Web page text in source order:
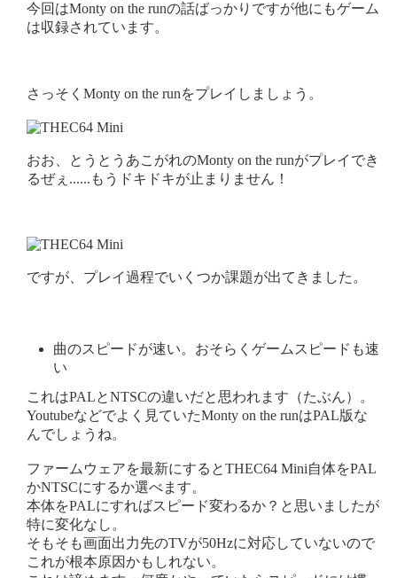
今回はMonty on the runの話ばっかりですが他にもゲーム
は収録されています。
さっそくMonty on the runをプレイしましょう。
おお、とうとうあこがれのMonty on the runがプレイでき
るぜぇ......もうドキドキが止まりません！
ですが、プレイ過程でいくつか課題が出てきました。
曲のスピードが速い。おそらくゲームスピードも速
い
これはPALとNTSCの違いだと思われます（たぶん）。
Youtubeなどでよく見ていたMonty on the runはPAL版な
んでしょうね。
ファームウェアを最新にするとTHEC64 Mini自体をPAL
かNTSCにするか選べます。
本体をPALにすればスピード変わるか？と思いましたが
特に変化なし。
そもそも画面出力先のTVが50Hzに対応していないので
これが根本原因かもしれない。